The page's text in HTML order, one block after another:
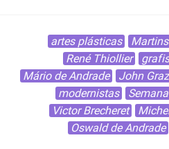
artes plásticas
René Thiollier
Mário de Andrade
John Graz
modernistas
Victor Brecheret
Oswald de Andrade